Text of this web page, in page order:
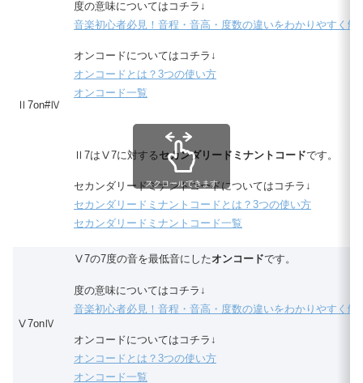
Ⅱ7on#Ⅳ
度の意味についてはコチラ↓
音楽初心者必見！音程・音高・度数の違いをわかりやすく解
オンコードについてはコチラ↓
オンコードとは？3つの使い方
オンコード一覧
Ⅱ7はⅤ7に対する セカンダリードミナントコードです。
セカンダリードミナントコードについてはコチラ↓
セカンダリードミナントコードとは？3つの使い方
セカンダリードミナントコード一覧
Ⅴ7onⅣ
Ⅴ7の7度の音を最低音にしたオンコードです。
度の意味についてはコチラ↓
音楽初心者必見！音程・音高・度数の違いをわかりやすく解
オンコードについてはコチラ↓
オンコードとは？3つの使い方
オンコード一覧
スクロールできます